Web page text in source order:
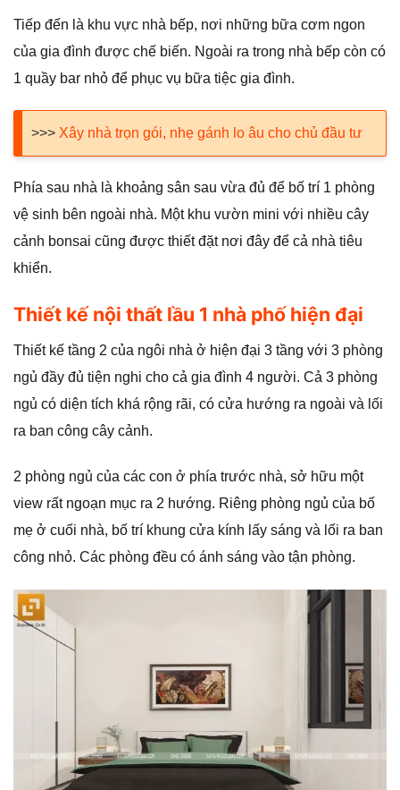
Tiếp đến là khu vực nhà bếp, nơi những bữa cơm ngon
của gia đình được chế biến. Ngoài ra trong nhà bếp còn có
1 quầy bar nhỏ để phục vụ bữa tiệc gia đình.
>>> Xây nhà trọn gói, nhẹ gánh lo âu cho chủ đầu tư
Phía sau nhà là khoảng sân sau vừa đủ để bố trí 1 phòng
vệ sinh bên ngoài nhà. Một khu vườn mini với nhiều cây
cảnh bonsai cũng được thiết đặt nơi đây để cả nhà tiêu
khiển.
Thiết kế nội thất lầu 1 nhà phố hiện đại
Thiết kế tầng 2 của ngôi nhà ở hiện đại 3 tầng với 3 phòng
ngủ đầy đủ tiện nghi cho cả gia đình 4 người. Cả 3 phòng
ngủ có diện tích khá rộng rãi, có cửa hướng ra ngoài và lối
ra ban công cây cảnh.
2 phòng ngủ của các con ở phía trước nhà, sở hữu một
view rất ngoạn mục ra 2 hướng. Riêng phòng ngủ của bố
mẹ ở cuối nhà, bố trí khung cửa kính lấy sáng và lối ra ban
công nhỏ. Các phòng đều có ánh sáng vào tận phòng.